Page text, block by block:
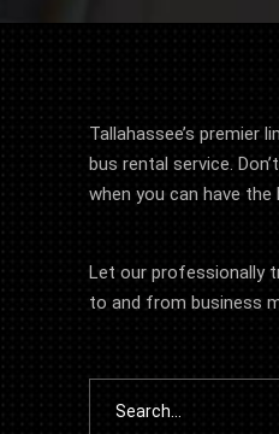
Tallahassee’s premier
bus rental service.
when you can have the
Let our professionally
to and from business
for: